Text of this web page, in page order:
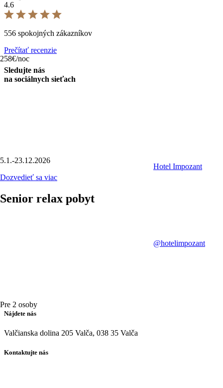
258€/noc
5.1.-23.12.2026
Dozvedieť sa viac
Senior relax pobyt
Pre 2 osoby
4.6
556 spokojných zákazníkov
Prečítať recenzie
Sledujte nás
na sociálnych sieťach
Hotel Impozant
@hotelimpozant
Nájdete nás
Valčianska dolina 205 Valča, 038 35 Valča
Kontaktujte nás